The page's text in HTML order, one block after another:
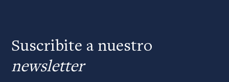
Suscribite a nuestro
newsletter